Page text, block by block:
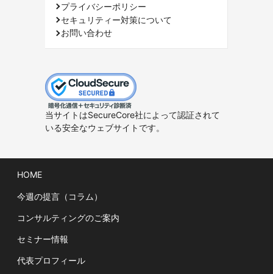
プライバシーポリシー
セキュリティー対策について
お問い合わせ
当サイトはSecureCore社によって認証されて
いる安全なウェブサイトです。
HOME
今週の提言（コラム）
コンサルティングのご案内
セミナー情報
代表プロフィール